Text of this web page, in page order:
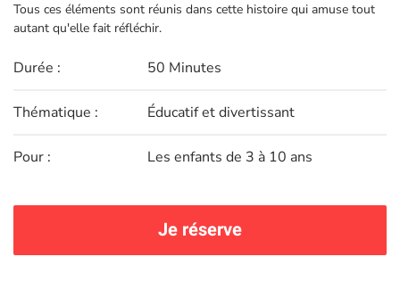
Tous ces éléments sont réunis dans cette histoire qui amuse tout
autant qu'elle fait réfléchir.
Durée : 50 Minutes
Thématique : Éducatif et divertissant
Pour : Les enfants de 3 à 10 ans
Je réserve